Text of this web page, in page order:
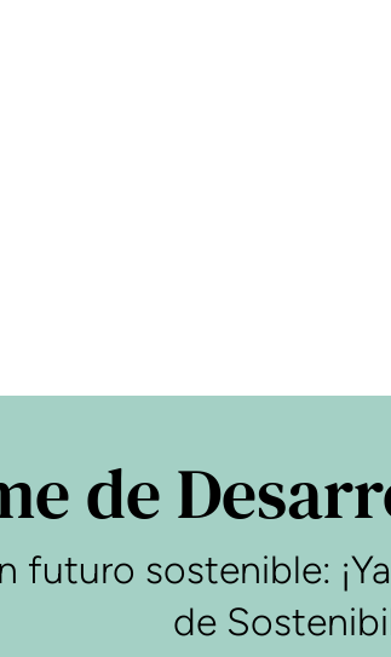
de
futuro sostenible:
de